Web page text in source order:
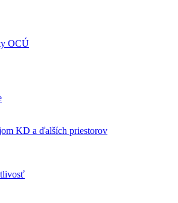
OCÚ
KD a ďalších priestorov